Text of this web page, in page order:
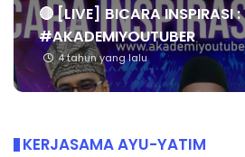
🔴 [LIVE] BICARA INSPIRASI :
#AKADEMIYOUTUBER
4 tahun yang lalu
KERJASAMA AYU-YATIM